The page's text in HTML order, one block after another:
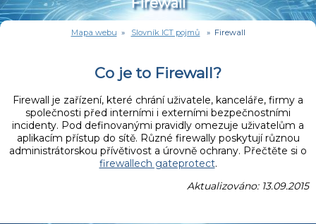
Mapa webu » Slovník ICT pojmů » Firewall
Co je to Firewall?
Firewall je zařízení, které chrání uživatele, kanceláře, firmy a
společnosti před interními i externími bezpečnostními
incidenty. Pod definovanými pravidly omezuje uživatelům a
aplikacím přístup do sítě. Různé firewally poskytují různou
administrátorskou přívětivost a úrovně ochrany. Přečtěte si o
firewallech gateprotect.
Aktualizováno: 13.09.2015